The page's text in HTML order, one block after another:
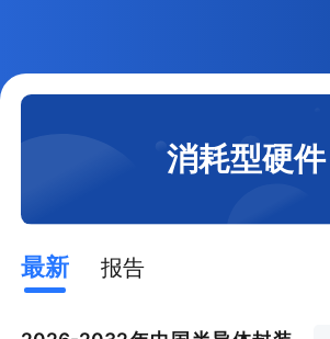
消耗型硬件
最新 报告